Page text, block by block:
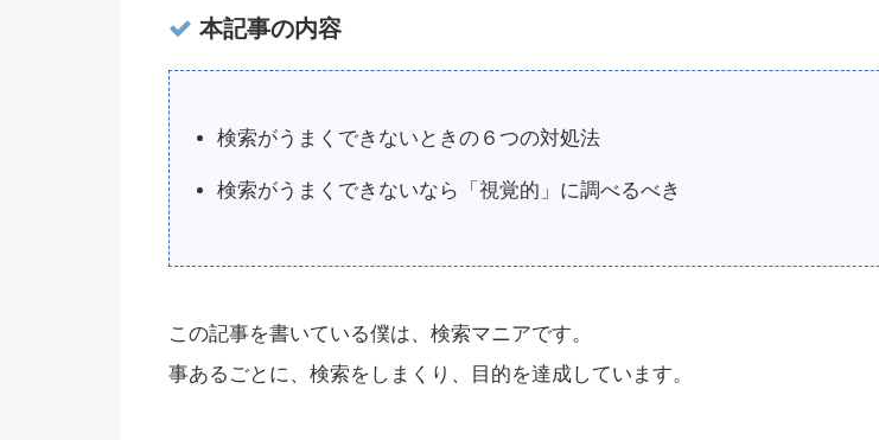
本記事の内容
検索がうまくできないときの６つの対処法
検索がうまくできないなら「視覚的」に調べるべき
この記事を書いている僕は、検索マニアです。
事あるごとに、検索をしまくり、目的を達成しています。